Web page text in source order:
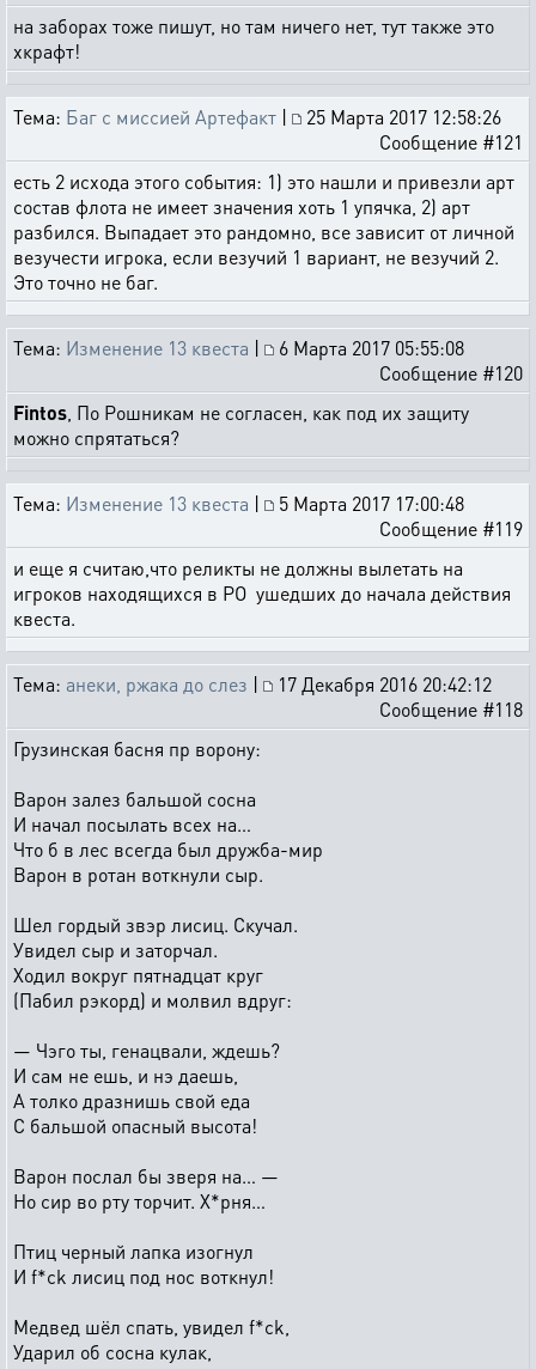
на заборах тоже пишут, но там ничего нет, тут также это
хкрафт!
Тема: Баг с миссией Артефакт |
25 Марта 2017 12:58:26
Сообщение #121
есть 2 исхода этого события: 1) это нашли и привезли арт
состав флота не имеет значения хоть 1 упячка, 2) арт
разбился. Выпадает это рандомно, все зависит от личной
везучести игрока, если везучий 1 вариант, не везучий 2.
Это точно не баг.
Тема: Изменение 13 квеста |
6 Марта 2017 05:55:08
Сообщение #120
Fintos , По Рошникам не согласен, как под их защиту
можно спрятаться?
Тема: Изменение 13 квеста |
5 Марта 2017 17:00:48
Сообщение #119
и еще я считаю,что реликты не должны вылетать на
игроков находящихся в РО ушедших до начала действия
квеста.
Тема: анеки, ржака до слез |
17 Декабря 2016 20:42:12
Сообщение #118
Грузинская басня пр ворону:
Варон залез бальшой сосна
И начал посылать всех на…
Что б в лес всегда был дружба-мир
Варон в ротан воткнули сыр.
Шел гордый звэр лисиц. Скучал.
Увидел сыр и заторчал.
Ходил вокруг пятнадцат круг
(Пабил рэкорд) и молвил вдруг:
— Чэго ты, генацвали, ждешь?
И сам не ешь, и нэ даешь,
А толко дразнишь свой еда
С бальшой опасный высота!
Варон послал бы зверя на… —
Но сир во рту торчит. Х*рня…
Птиц черный лапка изогнул
И f*ck лисиц под нос воткнул!
Медвед шёл спать, увидел f*ck,
Ударил об сосна кулак,